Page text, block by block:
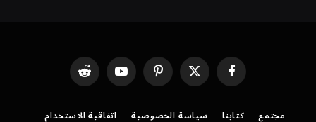
فيسبوك X
(Twitter)
بينتيريستيوتيوب رديت
مجتمع كتابنا سياسة الخصوصية اتفاقية الاستخدام